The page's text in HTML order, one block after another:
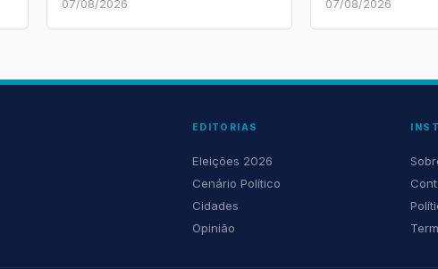
07/08/2026 07/08/2026
EDITORIAS
Eleições 2026
Cenário Político
Cidades
Opinião